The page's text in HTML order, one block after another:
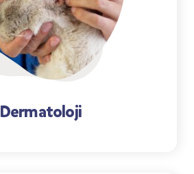
Dermatoloji